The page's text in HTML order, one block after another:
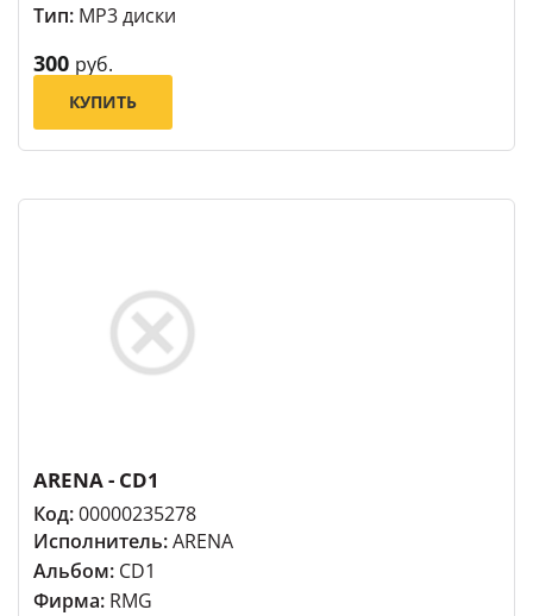
Тип: MP3 диски
300 руб.
КУПИТЬ
ARENA - CD1
Код:00000235278
Исполнитель:ARENA
Альбом: CD1
Фирма: RMG